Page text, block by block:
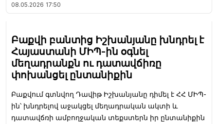
08.05.2026 17:50
Բաքվի բանտից Իշխանյանը խնդրել է
Հայաստանի ՄԻՊ-ին օգնել
մեղադրանքն ու դատավճիռը
փոխանցել ընտանիքին
Բաքվում գտնվող Դավիթ Իշխանյանը դիմել է ՀՀ ՄԻՊ-
ին՝ խնդրելով աջակցել մեղադրական ակտի և
դատավճռի ամբողջական տեքստերն իր ընտանիքին